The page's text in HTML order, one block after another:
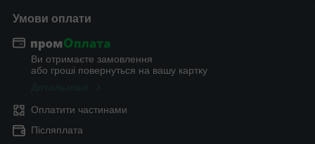
Умови оплати
Ви отримаєте замовлення
або гроші повернуться на вашу картку
Оплатити частинами
Післяплата